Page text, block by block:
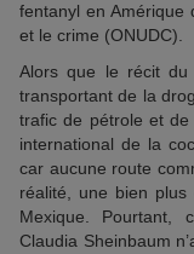
fentanyl en Amérique
et le crime (ONUDC).
Alors que le récit du
transportant de la
trafic de pétrole et de
international de la
car aucune route
réalité, une bien
Mexique. Pourtant,
Claudia Sheinbaum